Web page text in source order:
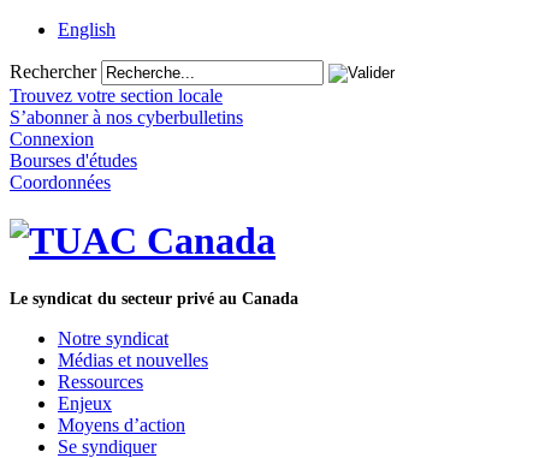
English
Rechercher
Trouvez votre section locale
S’abonner à nos cyberbulletins
Connexion
Bourses d'études
Coordonnées
Le syndicat du secteur privé au Canada
Notre syndicat
Médias et nouvelles
Ressources
Enjeux
Moyens d’action
Se syndiquer